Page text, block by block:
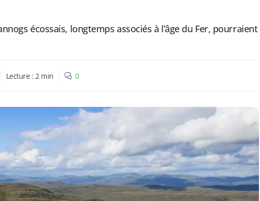
écossais, longtemps associés à l’âge du Fer, pourraient
Lecture : 2 min 0